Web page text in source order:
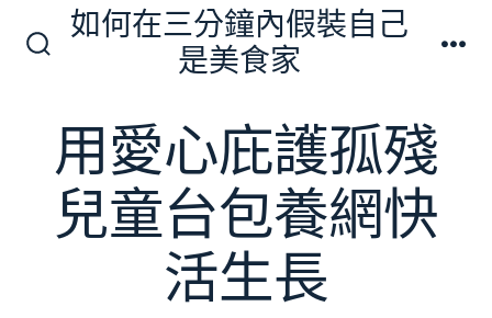
開
關
如何在三分鐘內假裝自己
是美食家
用愛心庇護孤殘
兒童台包養網快
活生長